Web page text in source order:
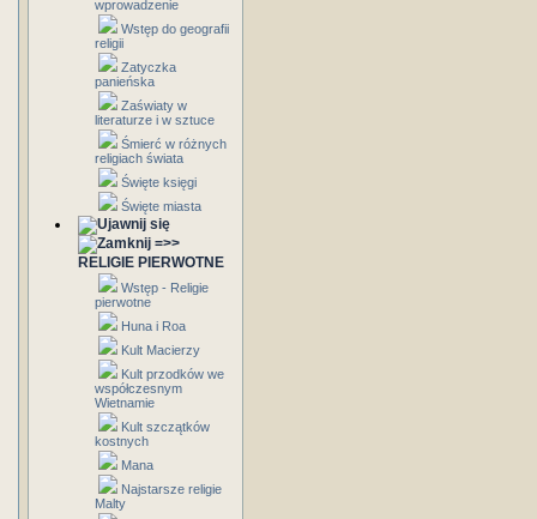
wprowadzenie
Wstęp do geografii
religii
Zatyczka
panieńska
Zaświaty w
literaturze i w sztuce
Śmierć w różnych
religiach świata
Święte księgi
Święte miasta
=>>
RELIGIE PIERWOTNE
Wstęp - Religie
pierwotne
Huna i Roa
Kult Macierzy
Kult przodków we
współczesnym
Wietnamie
Kult szczątków
kostnych
Mana
Najstarsze religie
Malty